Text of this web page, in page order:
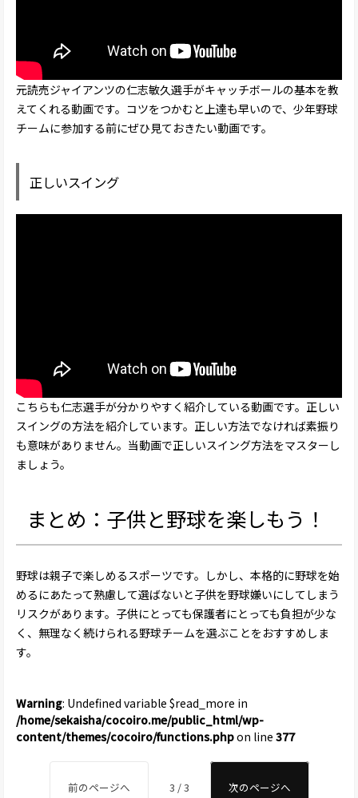
元読売ジャイアンツの仁志敏久選手がキャッチボールの基本を教
えてくれる動画です。コツをつかむと上達も早いので、少年野球
チームに参加する前にぜひ見ておきたい動画です。
正しいスイング
こちらも仁志選手が分かりやすく紹介している動画です。正しい
スイングの方法を紹介しています。正しい方法でなければ素振り
も意味がありません。当動画で正しいスイング方法をマスターし
ましょう。
まとめ：子供と野球を楽しもう！
野球は親子で楽しめるスポーツです。しかし、本格的に野球を始
めるにあたって熟慮して選ばないと子供を野球嫌いにしてしまう
リスクがあります。子供にとっても保護者にとっても負担が少な
く、無理なく続けられる野球チームを選ぶことをおすすめしま
す。
Warning: Undefined variable $read_more in
/home/sekaisha/cocoiro.me/public_html/wp-
content/themes/cocoiro/functions.phpon line 377
前のページへ 3 / 3 次のページへ